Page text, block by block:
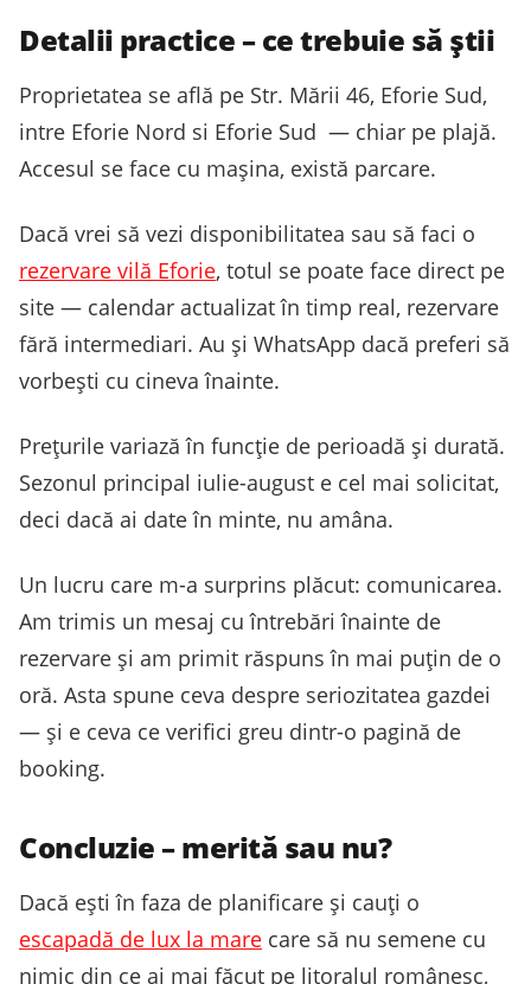
Detalii practice – ce trebuie să știi
Proprietatea se află pe Str. Mării 46, Eforie Sud,
intre Eforie Nord si Eforie Sud — chiar pe plajă.
Accesul se face cu mașina, există parcare.
Dacă vrei să vezi disponibilitatea sau să faci o
rezervare vilă Eforie, totul se poate face direct pe
site — calendar actualizat în timp real, rezervare
fără intermediari. Au și WhatsApp dacă preferi să
vorbești cu cineva înainte.
Prețurile variază în funcție de perioadă și durată.
Sezonul principal iulie-august e cel mai solicitat,
deci dacă ai date în minte, nu amâna.
Un lucru care m-a surprins plăcut: comunicarea.
Am trimis un mesaj cu întrebări înainte de
rezervare și am primit răspuns în mai puțin de o
oră. Asta spune ceva despre seriozitatea gazdei
— și e ceva ce verifici greu dintr-o pagină de
booking.
Concluzie – merită sau nu?
Dacă ești în faza de planificare și cauți o
escapadă de lux la mare care să nu semene cu
nimic din ce ai mai făcut pe litoralul românesc,